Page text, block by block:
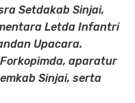
Setdakab Sinjai,
Letda Infantri
Upacara.
aparatur
Sinjai, serta